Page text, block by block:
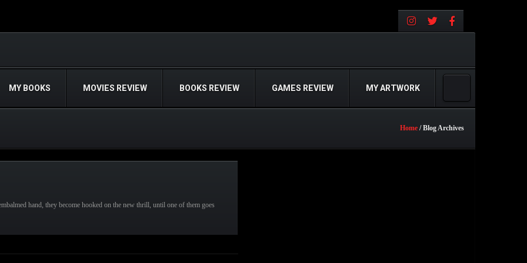
MY BOOKS MOVIES REVIEW BOOKS REVIEW GAMES REVIEW MY ARTWORK
Home / Blog Archives
hand, they become hooked on the new thrill, until one of them goes